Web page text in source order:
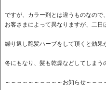
ですが、カラー剤とは違うものなので
お客さまによって異なりますが、二日
繰り返し艶髪ハーブをして頂くと効果
冬にもなり、髪も乾燥などしてしま
～～～～～～～～～～お知らせ～～～